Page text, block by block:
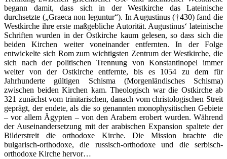
begann damit, dass sich in der Westkirche das Lateinische
durchsetzte („Graeca non leguntur“). In Augustinus (†430) fand die
Westkirche ihre erste maßgebliche Autorität. Augustinus‘ lateinische
Schriften wurden in der Ostkirche kaum gelesen, so dass sich die
beiden Kirchen weiter voneinander entfernten. In der Folge
entwickelte sich Rom zum wichtigsten Zentrum der Westkirche, die
sich nach der politischen Trennung von Konstantinopel immer
weiter von der Ostkirche entfernte, bis es 1054 zu dem für
Jahrhunderte gültigen Schisma (Morgenländisches Schisma)
zwischen beiden Kirchen kam. Theologisch war die Ostkirche ab
321 zunächst vom trinitarischen, danach vom christologischen Streit
geprägt, der endete, als die so genannten monophysitischen Gebiete
– vor allem Ägypten – von den Arabern erobert wurden. Während
der Auseinandersetzung mit der arabischen Expansion spaltete der
Bilderstreit die orthodoxe Kirche. Die Mission brachte die
bulgarisch-orthodoxe, die russisch-orthodoxe und die serbisch-
orthodoxe Kirche hervor…